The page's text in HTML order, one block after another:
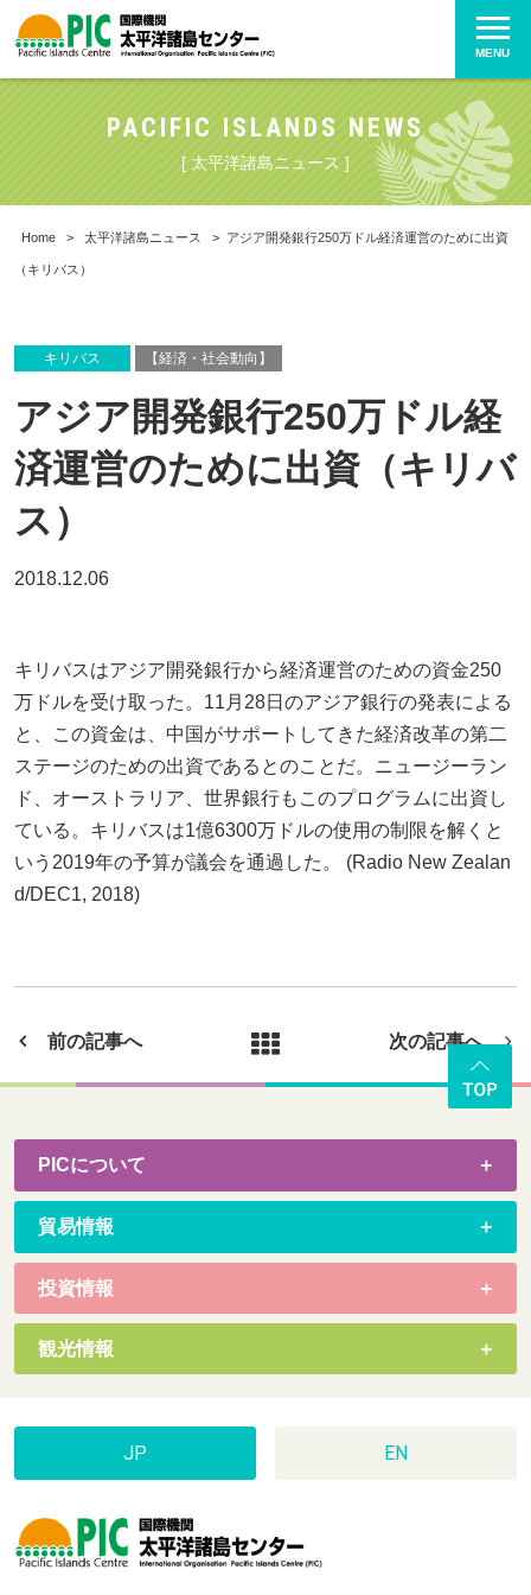
MENU
PACIFIC ISLANDS NEWS
[ 太平洋諸島ニュース ]
Home > 太平洋諸島ニュース > アジア開発銀行250万ドル経済運営のために出資
（キリバス）
キリバス 【経済・社会動向】
アジア開発銀行250万ドル経
済運営のために出資（キリバ
ス）
2018.12.06
キリバスはアジア開発銀行から経済運営のための資金250
万ドルを受け取った。11月28日のアジア銀行の発表による
と、この資金は、中国がサポートしてきた経済改革の第二
ステージのための出資であるとのことだ。ニュージーラン
ド、オーストラリア、世界銀行もこのプログラムに出資し
ている。キリバスは1億6300万ドルの使用の制限を解くと
いう2019年の予算が議会を通過した。 (Radio New Zealan
d/DEC1, 2018)
前の記事へ 次の記事へ
PICについて
貿易情報
投資情報
観光情報
JP EN